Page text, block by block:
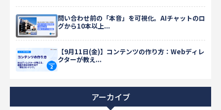
問い合わせ前の「本音」を可視化。AIチャットのロ
グから10本以上...
【9月11日(金)】コンテンツの作り方：Webディレ
クターが教え...
アーカイブ